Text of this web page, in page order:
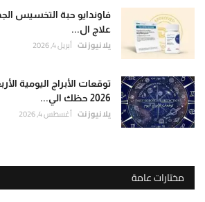
فاوندايو حبة التخسيس
علاج ال...
يلا نيوز نت أبريل 4, 2026
2026 حظك الي...
يلا نيوز نت أغسطس 4, 2026
مختارات عامة